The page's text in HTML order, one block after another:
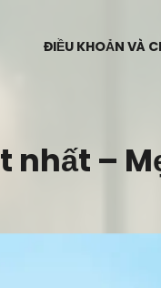
ĐIỀU KHOẢN VÀ
–